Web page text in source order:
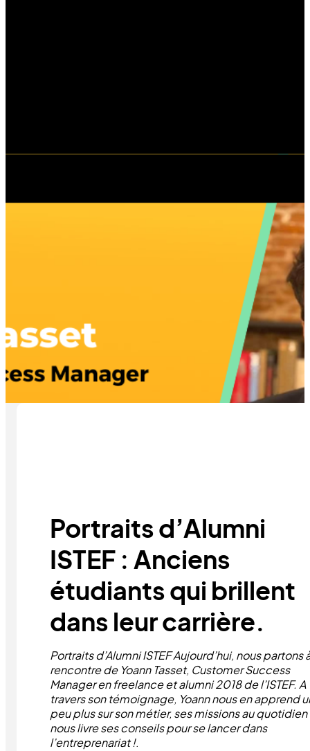
Portraits d’Alumni
ISTEF : Anciens
étudiants qui brillent
dans leur carrière.
Portraits d’Alumni ISTEFAujourd’hui, nous partons
rencontre de Yoann Tasset, Customer Success
Manager en freelance et alumni 2018 de l’ISTEF. A
travers son témoignage, Yoann nous en apprend
peu plus sur son métier, ses missions au
nous livre ses conseils pour se lancer dans
l’entreprenariat !.